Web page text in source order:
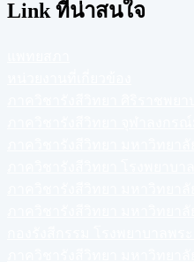
Link ที่น่าสนใจ